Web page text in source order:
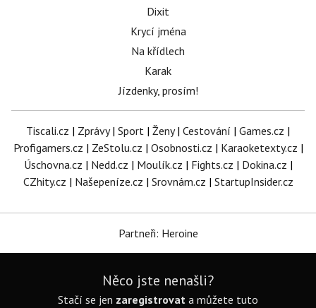
Dixit
Krycí jména
Na křídlech
Karak
Jízdenky, prosím!
Tiscali.cz | Zprávy| Sport | Ženy| Cestování | Games.cz |
Profigamers.cz | ZeStolu.cz | Osobnosti.cz | Karaoketexty.cz |
Úschovna.cz | Nedd.cz | Moulík.cz | Fights.cz | Dokina.cz |
CZhity.cz | Našepeníze.cz | Srovnám.cz | StartupInsider.cz
Partneři: Heroine
Něco jste nenašli?
Stačí se jen zaregistrovat a můžete tuto